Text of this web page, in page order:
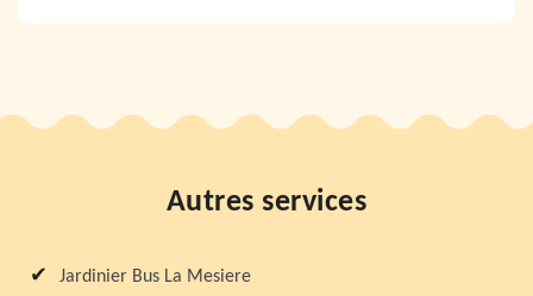
Autres services
Jardinier Bus La Mesiere